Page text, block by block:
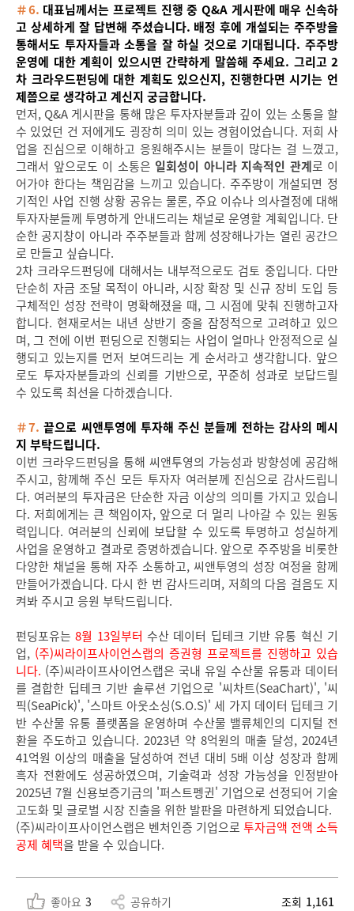
＃6. 대표님께서는 프로젝트 진행 중 Q&A 게시판에 매우 신속하
고 상세하게 잘 답변해 주셨습니다. 배정 후에 개설되는 주주방을
통해서도 투자자들과 소통을 잘 하실 것으로 기대됩니다. 주주방
운영에 대한 계획이 있으시면 간략하게 말씀해 주세요. 그리고 2
차 크라우드펀딩에 대한 계획도 있으신지, 진행한다면 시기는 언
제쯤으로 생각하고 계신지 궁금합니다.
먼저, Q&A 게시판을 통해 많은 투자자분들과 깊이 있는 소통을 할
수 있었던 건 저에게도 굉장히 의미 있는 경험이었습니다. 저희 사
업을 진심으로 이해하고 응원해주시는 분들이 많다는 걸 느꼈고,
그래서 앞으로도 이 소통은 일회성이 아니라 지속적인 관계로 이
어가야 한다는 책임감을 느끼고 있습니다. 주주방이 개설되면 정
기적인 사업 진행 상황 공유는 물론, 주요 이슈나 의사결정에 대해
투자자분들께 투명하게 안내드리는 채널로 운영할 계획입니다. 단
순한 공지창이 아니라 주주분들과 함께 성장해나가는 열린 공간으
로 만들고 싶습니다.
2차 크라우드펀딩에 대해서는 내부적으로도 검토 중입니다. 다만
단순히 자금 조달 목적이 아니라, 시장 확장 및 신규 장비 도입 등
구체적인 성장 전략이 명확해졌을 때, 그 시점에 맞춰 진행하고자
합니다. 현재로서는 내년 상반기 중을 잠정적으로 고려하고 있으
며, 그 전에 이번 펀딩으로 진행되는 사업이 얼마나 안정적으로 실
행되고 있는지를 먼저 보여드리는 게 순서라고 생각합니다. 앞으
로도 투자자분들과의 신뢰를 기반으로, 꾸준히 성과로 보답드릴
수 있도록 최선을 다하겠습니다.
＃7. 끝으로 씨앤투영에 투자해 주신 분들께 전하는 감사의 메시
지 부탁드립니다.
이번 크라우드펀딩을 통해 씨앤투영의 가능성과 방향성에 공감해
주시고, 함께해 주신 모든 투자자 여러분께 진심으로 감사드립니
다. 여러분의 투자금은 단순한 자금 이상의 의미를 가지고 있습니
다. 저희에게는 큰 책임이자, 앞으로 더 멀리 나아갈 수 있는 원동
력입니다. 여러분의 신뢰에 보답할 수 있도록 투명하고 성실하게
사업을 운영하고 결과로 증명하겠습니다. 앞으로 주주방을 비롯한
다양한 채널을 통해 자주 소통하고, 씨앤투영의 성장 여정을 함께
만들어가겠습니다. 다시 한 번 감사드리며, 저희의 다음 걸음도 지
켜봐 주시고 응원 부탁드립니다.
펀딩포유는8월 13일부터 수산 데이터 딥테크 기반 유통 혁신 기
업, (주)씨라이프사이언스랩의 증권형 프로젝트를 진행하고 있습
니다. (주)씨라이프사이언스랩은 국내 유일 수산물 유통과 데이터
를 결합한 딥테크 기반 솔루션 기업으로 '씨차트(SeaChart)', '씨
픽(SeaPick)', '스마트 아웃소싱(S.O.S)' 세 가지 데이터 딥테크 기
반 수산물 유통 플랫폼을 운영하며 수산물 밸류체인의 디지털 전
환을 주도하고 있습니다. 2023년 약 8억원의 매출 달성, 2024년
41억원 이상의 매출을 달성하여 전년 대비 5배 이상 성장과 함께
흑자 전환에도 성공하였으며, 기술력과 성장 가능성을 인정받아
2025년 7월 신용보증기금의 '퍼스트펭귄' 기업으로 선정되어 기술
고도화 및 글로벌 시장 진출을 위한 발판을 마련하게 되었습니다.
(주)씨라이프사이언스랩은 벤처인증 기업으로 투자금액 전액 소득
공제 혜택을 받을 수 있습니다.
좋아요 3 공유하기 조회 1,161